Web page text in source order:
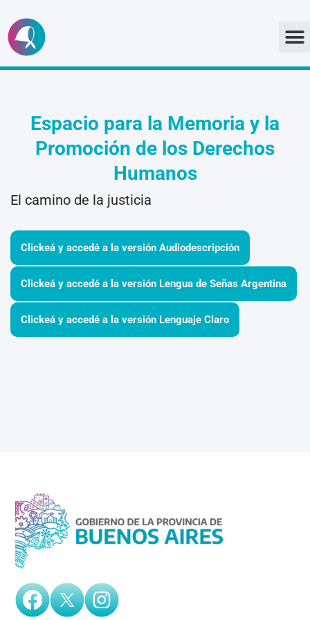
Ir
al
Espacio para la Memoria y la
Promoción de los Derechos
Humanos
El camino de la justicia
Clickeá y accedé a la versión Audiodescripción
Clickeá y accedé a la versión Lengua de Señas Argentina
Clickeá y accedé a la versión Lenguaje Claro